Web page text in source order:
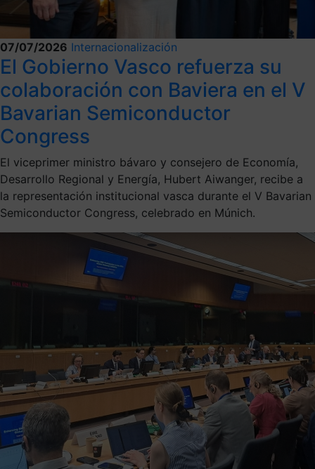
07/07/2026 Internacionalización
El Gobierno Vasco refuerza su
colaboración con Baviera en el V
Bavarian Semiconductor
Congress
El viceprimer ministro bávaro y consejero de Economía,
Desarrollo Regional y Energía, Hubert Aiwanger, recibe a
la representación institucional vasca durante el V Bavarian
Semiconductor Congress, celebrado en Múnich.